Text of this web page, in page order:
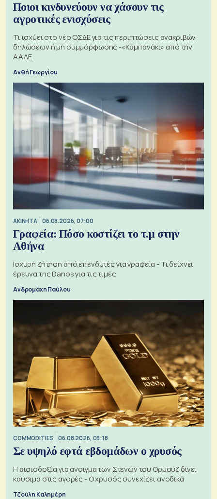
Ποιοι κινδυνεύουν να χάσουν τις
αγροτικές ενισχύσεις
Τι ισχύει στο νέο ΟΣΔΕ για τις περιπτώσεις ανακριβών
δηλώσεων ή μη συμμόρφωσης -«Καμπανάκι» από την
ΑΑΔΕ
Ανθή Γεωργίου
ΑΚΙΝΗΤΑ 06.08.2026, 07:00
Γραφεία: Πόσο κοστίζει το τ.μ στην
Αθήνα
Ισχυρή ζήτηση από επενδυτές για γραφεία - Τι δείχνει
έρευνα της Danos για τις τιμές
Ανδρομάχη Παύλου
COMMODITIES 06.08.2026, 09:18
Σε υψηλό εφτά εβδομάδων ο χρυσός
Η αισιοδοξία για άνοιγμα των Στενών του Ορμούζ δίνει
καύσιμα στις αγορές - Ο χρυσός συνεχίζει ανοδικά
Τζούλη Καλημέρη